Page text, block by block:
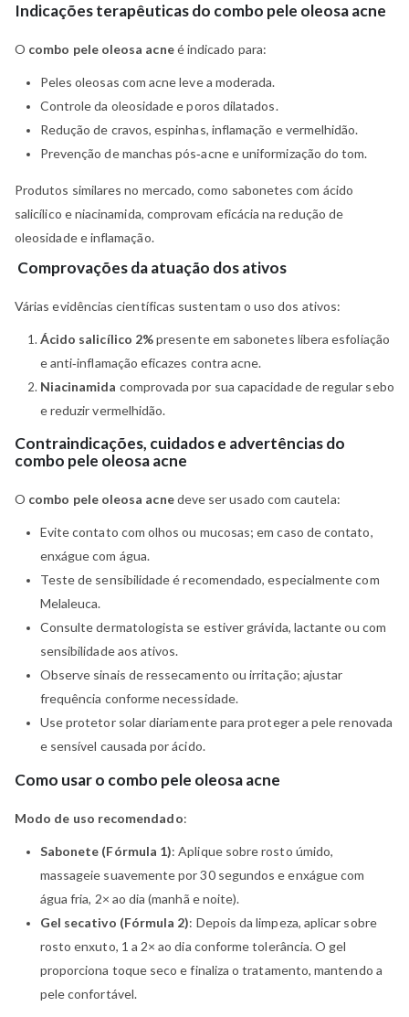
Indicações terapêuticas do combo pele oleosa acne
O combo pele oleosa acneé indicado para:
Peles oleosas com acne leve a moderada.
Controle da oleosidade e poros dilatados.
Redução de cravos, espinhas, inflamação e vermelhidão.
Prevenção de manchas pós‑acne e uniformização do tom.
Produtos similares no mercado, como sabonetes com ácido
salicílico e niacinamida, comprovam eficácia na redução de
oleosidade e inflamação.
Comprovações da atuação dos ativos
Várias evidências científicas sustentam o uso dos ativos:
Ácido salicílico 2%presente em sabonetes libera esfoliação
e anti‑inflamação eficazes contra acne.
Niacinamida comprovada por sua capacidade de regular sebo
e reduzir vermelhidão.
Contraindicações, cuidados e advertências do
combo pele oleosa acne
O combo pele oleosa acnedeve ser usado com cautela:
Evite contato com olhos ou mucosas; em caso de contato,
enxágue com água.
Teste de sensibilidade é recomendado, especialmente com
Melaleuca.
Consulte dermatologista se estiver grávida, lactante ou com
sensibilidade aos ativos.
Observe sinais de ressecamento ou irritação; ajustar
frequência conforme necessidade.
Use protetor solar diariamente para proteger a pele renovada
e sensível causada por ácido.
Como usar o combo pele oleosa acne
Modo de uso recomendado:
Sabonete (Fórmula 1): Aplique sobre rosto úmido,
massageie suavemente por 30 segundos e enxágue com
água fria, 2× ao dia (manhã e noite).
Gel secativo (Fórmula 2): Depois da limpeza, aplicar sobre
rosto enxuto, 1 a 2× ao dia conforme tolerância. O gel
proporciona toque seco e finaliza o tratamento, mantendo a
pele confortável.